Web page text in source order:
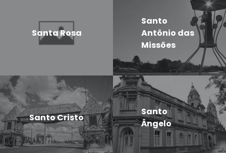
Santa Rosa
Santo
Antônio das
Missões
Santo Cristo
Santo
Ângelo